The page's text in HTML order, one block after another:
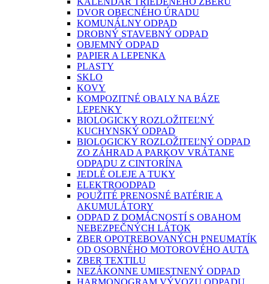
DVOR OBECNÉHO ÚRADU
KOMUNÁLNY ODPAD
DROBNÝ STAVEBNÝ ODPAD
OBJEMNÝ ODPAD
PAPIER A LEPENKA
PLASTY
SKLO
KOVY
KOMPOZITNÉ OBALY NA BÁZE
LEPENKY
BIOLOGICKY ROZLOŽITEĽNÝ
KUCHYNSKÝ ODPAD
BIOLOGICKY ROZLOŽITEĽNÝ ODPAD
ZO ZÁHRAD A PARKOV VRÁTANE
ODPADU Z CINTORÍNA
JEDLÉ OLEJE A TUKY
ELEKTROODPAD
POUŽITÉ PRENOSNÉ BATÉRIE A
AKUMULÁTORY
ODPAD Z DOMÁCNOSTÍ S OBAHOM
NEBEZPEČNÝCH LÁTOK
ZBER OPOTREBOVANÝCH PNEUMATÍK
OD OSOBNÉHO MOTOROVÉHO AUTA
ZBER TEXTILU
NEZÁKONNE UMIESTNENÝ ODPAD
HARMONOGRAM VÝVOZU ODPADU